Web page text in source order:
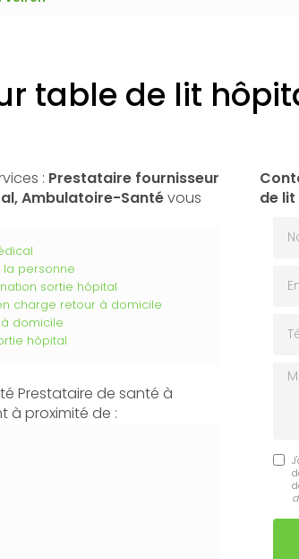
table de lit
: Prestataire fournisseur
Ambulatoire-Santévous
la personne
sortie hôpital
charge retour à domicile
domicile
hôpital
Prestataire de santé à
à proximité de :
de